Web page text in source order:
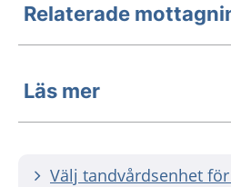
Relaterade
Läs mer
Välj tandvårdsenhet